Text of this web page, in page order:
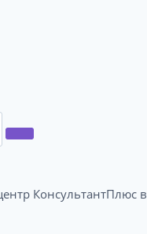
КонсультантПлюс в